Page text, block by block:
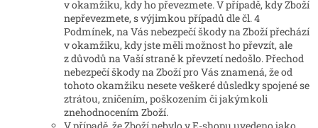
v okamžiku, kdy ho převezmete. V případě, kdy Zboží
nepřevezmete, s výjimkou případů dle čl. 4
Podmínek, na Vás nebezpečí škody na Zboží přechází
v okamžiku, kdy jste měli možnost ho převzít, ale
z důvodů na Vaší straně k převzetí nedošlo. Přechod
nebezpečí škody na Zboží pro Vás znamená, že od
tohoto okamžiku nesete veškeré důsledky spojené se
ztrátou, zničením, poškozením či jakýmkoli
znehodnocením Zboží.